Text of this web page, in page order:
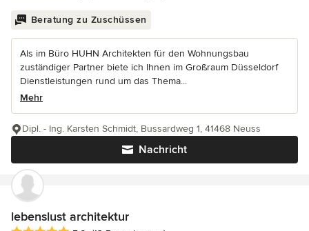
Beratung zu Zuschüssen
Als im Büro HUHN Architekten für den Wohnungsbau
zuständiger Partner biete ich Ihnen im Großraum Düsseldorf
Dienstleistungen rund um das Thema...
Mehr
Nachricht
Dipl. - Ing. Karsten Schmidt, Bussardweg 1, 41468 Neuss
lebenslust architektur